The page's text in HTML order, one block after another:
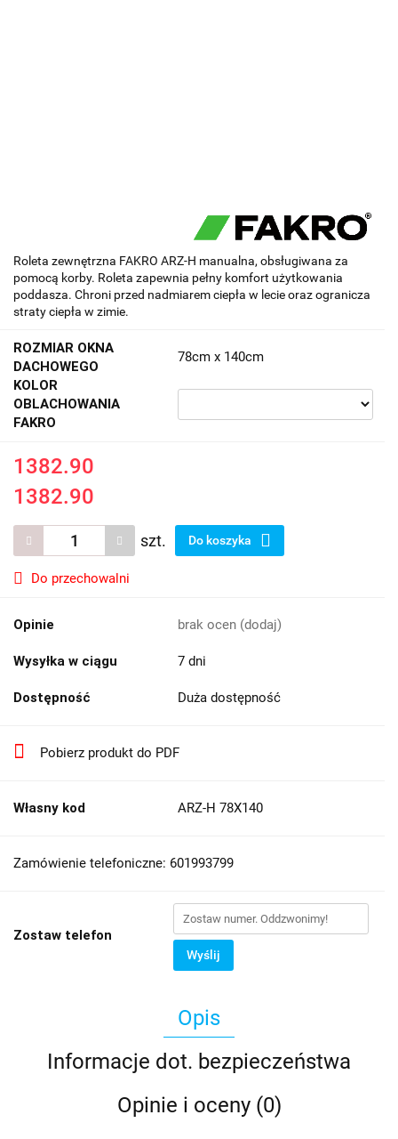
Roleta zewnętrzna FAKRO ARZ-H manualna, obsługiwana za
pomocą korby. Roleta zapewnia pełny komfort użytkowania
poddasza. Chroni przed nadmiarem ciepła w lecie oraz ogranicza
straty ciepła w zimie.
ROZMIAR OKNA
DACHOWEGO
78cm x 140cm
KOLOR
OBLACHOWANIA
FAKRO
1382.90
1382.90
szt. Do koszyka
Do przechowalni
Opinie brak ocen (dodaj)
Wysyłka w ciągu 7 dni
Dostępność Duża dostępność
Pobierz produkt do PDF
Własny kod ARZ-H 78X140
Zamówienie telefoniczne: 601993799
Zostaw telefon
Wyślij
Opis
Informacje dot. bezpieczeństwa
Opinie i oceny (0)